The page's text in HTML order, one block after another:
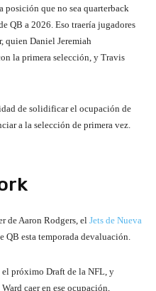
posición que no sea quarterback
QB a 2026. Eso traería jugadores
quien Daniel Jeremiah
la primera selección, y Travis
de solidificar el ocupación de
a la selección de primera vez.
de Aaron Rodgers, el Jets de Nueva
QB esta temporada devaluación.
el próximo Draft de la NFL, y
caer en ese ocupación,